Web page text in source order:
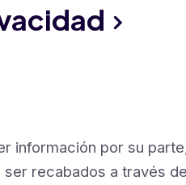
información por su
recabados a través